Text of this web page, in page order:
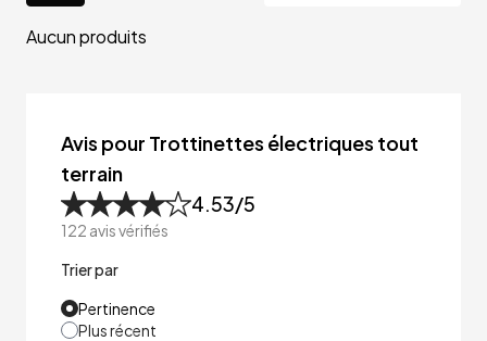
Aucun produits
Avis pour Trottinettes électriques tout
terrain
4.53/5
122 avis vérifiés
Trier par
Pertinence
Plus récent